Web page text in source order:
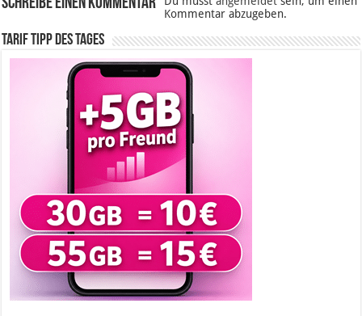
Kommentar abzugeben.
Tarif Tipp des Tages